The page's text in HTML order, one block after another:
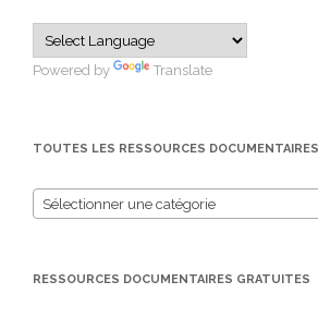
Powered by Translate
TOUTES LES RESSOURCES
Sélectionner une catégorie
RESSOURCES DOCUMENTAIRES GRATUITES